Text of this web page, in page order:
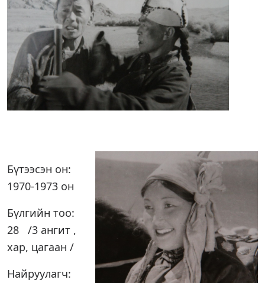
Бүтээсэн он:
1970-1973 он
Бүлгийн тоо:
28 /3 ангит ,
хар, цагаан /
Найруулагч: